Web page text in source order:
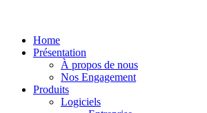
Home
Présentation
À propos de nous
Nos Engagement
Produits
Logiciels